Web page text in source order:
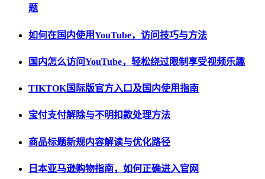
题
如何在国内使用YouTube，访问技巧与方法
国内怎么访问YouTube，轻松绕过限制享受视频乐趣
TIKTOK国际版官方入口及国内使用指南
宝付支付解除与不明扣款处理方法
商品标题新规内容解读与优化路径
日本亚马逊购物指南，如何正确进入官网